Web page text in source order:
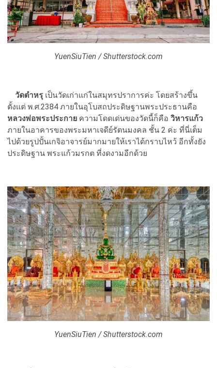
YuenSiuTien / Shutterstock.com
วัดตำหรุ เป็นวัดเก่าแก่ในสมุทรปราการค่ะ โดยสร้างขึ้น
ตั้งแต่ พ.ศ.2384 ภายในอุโบสถประดิษฐานพระประธานคือ
หลวงพ่อพระประกาย ความโดดเด่นของวัดนี้ก็คือ วิหารแก้ว
ภายในอาคารของพระมหาเจดีย์รัตนมงคล ชั้น 2 ค่ะ ที่นี่เต็ม
ไปด้วยรูปปั้นเกจิอาจารย์มากมายให้เราได้กราบไหว้ อีกทั้งยัง
ประดิษฐาน พระแก้วมรกต ที่งดงามอีกด้วย
YuenSiuTien / Shutterstock.com